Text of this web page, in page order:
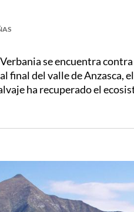
se encuentra
final del valle de Anzasca,
ha recuperado el